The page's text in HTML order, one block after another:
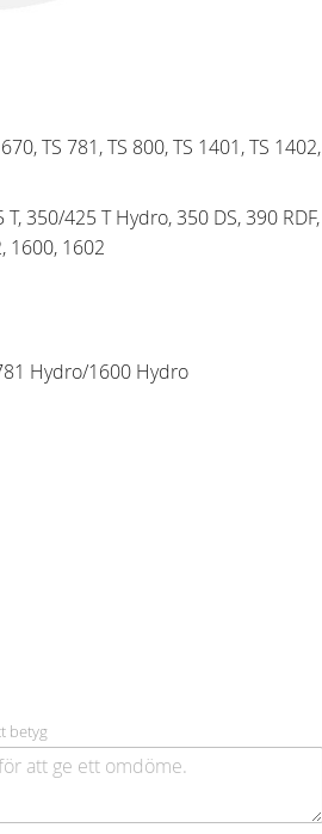
TS 781, TS 800, TS 1401, TS 1402,
350/425 T Hydro, 350 DS, 390 RDF,
1600, 1602
Hydro/1600 Hydro
betyg